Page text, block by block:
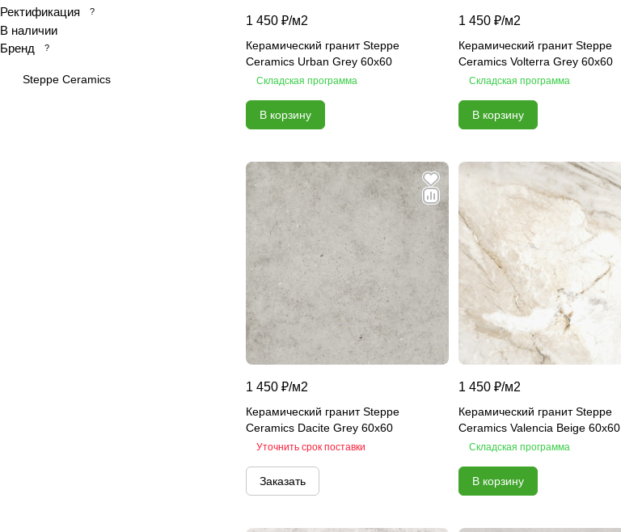
1 450 ₽/м2
Керамический гранит Steppe
Ceramics Urban Grey 60х60
Складская программа
В корзину
1 450 ₽/м2
Керамический гранит Steppe
Ceramics Volterra Grey 60х60
Складская программа
В корзину
1 450 ₽/м2
Керамический гранит Steppe
Ceramics Dacite Grey 60х60
Уточнить срок поставки
Заказать
1 450 ₽/м2
Керамический гранит Steppe
Ceramics Valencia Beige 60х60
Складская программа
В корзину
Asher
At.Aren
At.Elite
At.Piraeus
Ректификация
?
В наличии
Бренд
?
Steppe Ceramics